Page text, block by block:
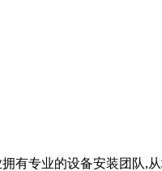
有专业的设备安装团队,